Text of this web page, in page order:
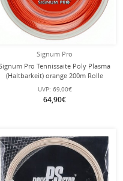
Signum Pro
Pro Tennissaite Poly Plasma
(Haltbarkeit) orange 200m Rolle
UVP: 69,00€
64,90€